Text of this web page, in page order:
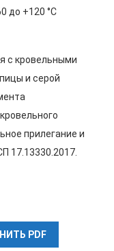
до +120 °C
с кровельными
и серой
прилегание и
17.13330.2017.
PDF